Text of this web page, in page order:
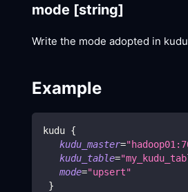
mode [string]
Write the mode adopted in
Example
kudu {
kudu_master=
kudu_table=
mode="upsert"
}